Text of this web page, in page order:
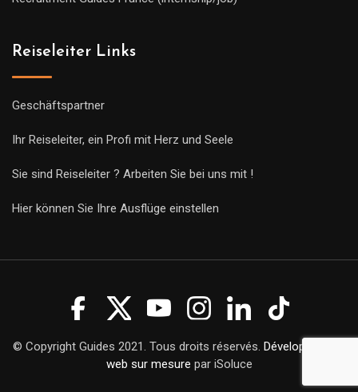
Reiseleiter Links
Geschäftspartner
Ihr Reiseleiter, ein Profi mit Herz und Seele
Sie sind Reiseleiter ? Arbeiten Sie bei uns mit !
Hier können Sie Ihre Ausflüge einstellen
© Copyright Guides 2021. Tous droits réservés. Développement
web sur mesure par iSoluce